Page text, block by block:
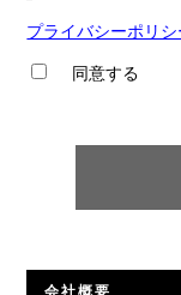
プライバシーポリシ
同意する
会社概要